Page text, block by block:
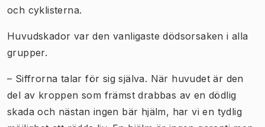
och cyklisterna.
Huvudskador var den vanligaste dödsorsaken i alla
grupper.
– Siffrorna talar för sig själva. När huvudet är den
del av kroppen som främst drabbas av en dödlig
skada och nästan ingen bär hjälm, har vi en tydlig